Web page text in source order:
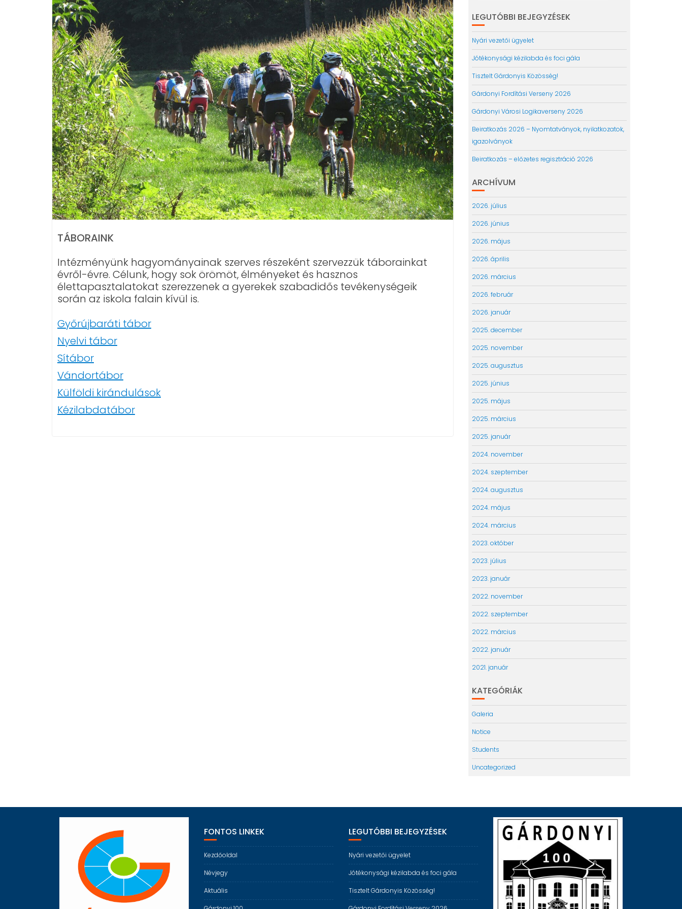
TÁBORAINK
Intézményünk hagyományainak szerves részeként szervezzük táborainkat
évről-évre. Célunk, hogy sok örömöt, élményeket és hasznos
élettapasztalatokat szerezzenek a gyerekek szabadidős tevékenységeik
során az iskola falain kívül is.
Győrújbaráti tábor
Nyelvi tábor
Sítábor
Vándortábor
Külföldi kirándulások
Kézilabdatábor
LEGUTÓBBI BEJEGYZÉSEK
Nyári vezetői ügyelet
Jótékonysági kézilabda és foci gála
Tisztelt Gárdonyis Közösség!
Gárdonyi Fordítási Verseny 2026
Gárdonyi Városi Logikaverseny 2026
Beiratkozás 2026 – Nyomtatványok, nyilatkozatok,
igazolványok
Beiratkozás – előzetes regisztráció 2026
ARCHÍVUM
2026. július
2026. június
2026. május
2026. április
2026. március
2026. február
2026. január
2025. december
2025. november
2025. augusztus
2025. június
2025. május
2025. március
2025. január
2024. november
2024. szeptember
2024. augusztus
2024. május
2024. március
2023. október
2023. július
2023. január
2022. november
2022. szeptember
2022. március
2022. január
2021. január
KATEGÓRIÁK
Galeria
Notice
Students
Uncategorized
FONTOS LINKEK
Kezdőoldal
Névjegy
Aktuális
LEGUTÓBBI BEJEGYZÉSEK
Nyári vezetői ügyelet
Jótékonysági kézilabda és foci gála
Tisztelt Gárdonyis Közösség!